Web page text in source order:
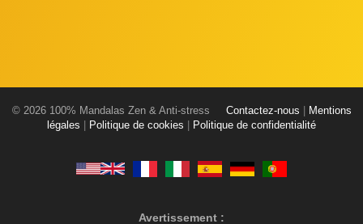
© 2026 100% Mandalas Zen & Anti-stress Contactez-nous
Mentions
légales
Politique de cookies Politique de confidentialité
Avertissement :